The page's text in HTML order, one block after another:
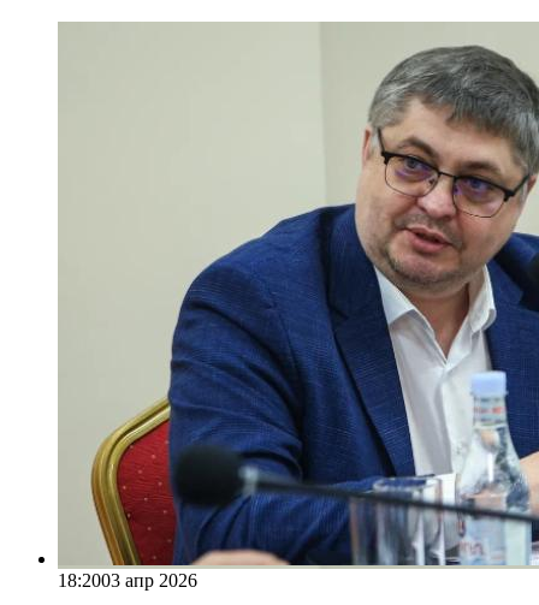
18:2003 апр 2026